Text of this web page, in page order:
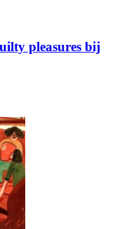
pleasures bij